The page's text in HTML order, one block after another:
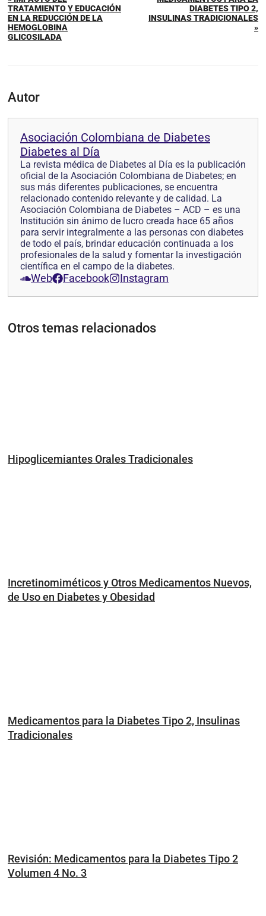
TRATAMIENTO Y EDUCACIÓN
EN LA REDUCCIÓN DE LA
HEMOGLOBINA
GLICOSILADA
DIABETES TIPO 2,
INSULINAS TRADICIONALES
»
Autor
Asociación Colombiana de Diabetes
Diabetes al Día
La revista médica de Diabetes al Día es la publicación
oficial de la Asociación Colombiana de Diabetes; en
sus más diferentes publicaciones, se encuentra
relacionado contenido relevante y de calidad. La
Asociación Colombiana de Diabetes – ACD – es una
Institución sin ánimo de lucro creada hace 65 años
para servir integralmente a las personas con diabetes
de todo el país, brindar educación continuada a los
profesionales de la salud y fomentar la investigación
científica en el campo de la diabetes.
Web Facebook Instagram
Otros temas relacionados
Hipoglicemiantes Orales Tradicionales
Incretinomiméticos y Otros Medicamentos Nuevos,
de Uso en Diabetes y Obesidad
Medicamentos para la Diabetes Tipo 2, Insulinas
Tradicionales
Revisión: Medicamentos para la Diabetes Tipo 2
Volumen 4 No. 3